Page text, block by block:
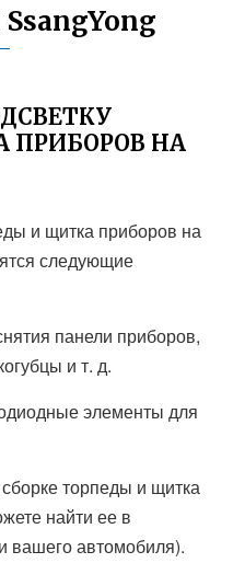
ПРИБОРОВ НА
и щитка приборов на
следующие
панели приборов,
и т. д.
элементы для
торпеды и щитка
найти ее в
вашего автомобиля).